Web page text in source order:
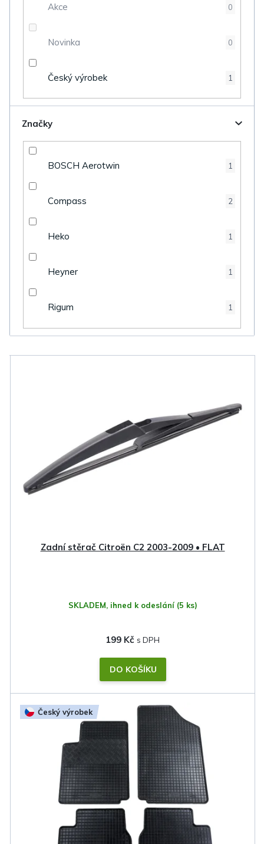
Akce 0
Novinka 0
Český výrobek 1
Značky
BOSCH Aerotwin 1
Compass 2
Heko 1
Heyner 1
Rigum 1
Zadní stěrač Citroën C2 2003-2009 • FLAT
SKLADEM, ihned k odeslání (5 ks)
199 Kč
DO KOŠÍKU
Český výrobek